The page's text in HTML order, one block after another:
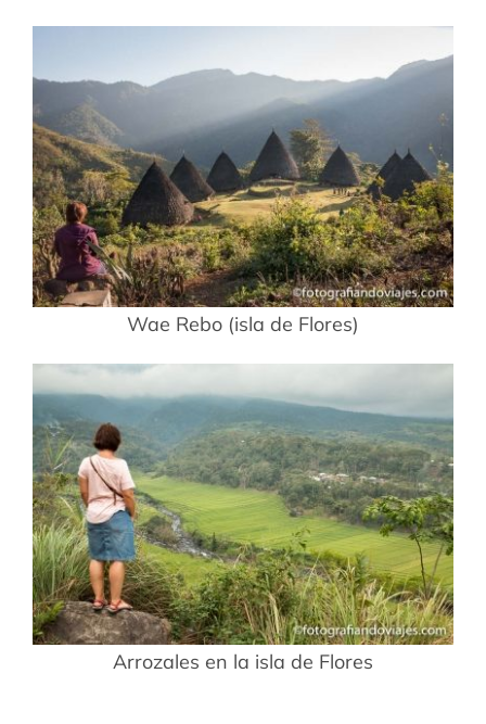
Wae Rebo (isla de Flores)
Arrozales en la isla de Flores